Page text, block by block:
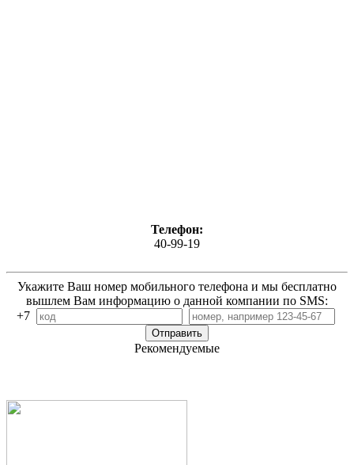
Телефон:
40-99-19
Укажите Ваш номер мобильного телефона и мы бесплатно
вышлем Вам информацию о данной компании по SMS:
+7
Рекомендуемые